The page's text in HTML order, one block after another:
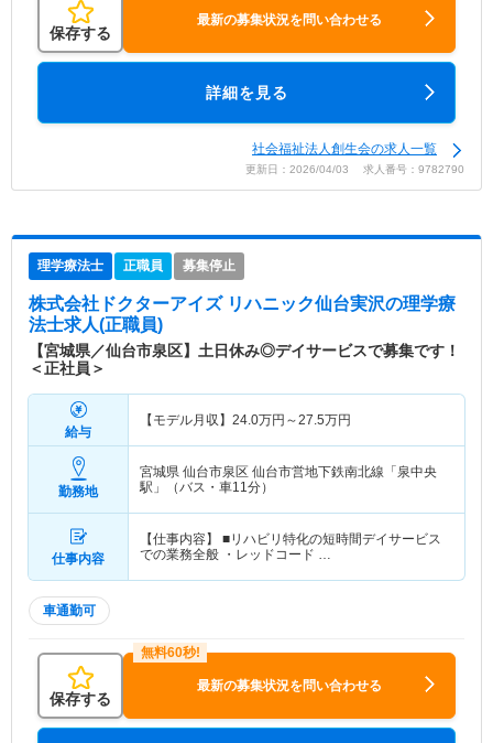
保存する
最新の募集状況を問い合わせる
詳細を見る
社会福祉法人創生会の求人一覧
更新日：2026/04/03 求人番号：9782790
理学療法士 正職員 募集停止
株式会社ドクターアイズ リハニック仙台実沢の理学療
法士求人(正職員)
【宮城県／仙台市泉区】土日休み◎デイサービスで募集です！
＜正社員＞
給与
【モデル月収】 24.0万円～27.5万円
勤務地
宮城県 仙台市泉区 仙台市営地下鉄南北線「泉中央
駅」（バス・車11分）
仕事内容
【仕事内容】 ■リハビリ特化の短時間デイサービス
での業務全般 ・レッドコード …
車通勤可
保存する
最新の募集状況を問い合わせる